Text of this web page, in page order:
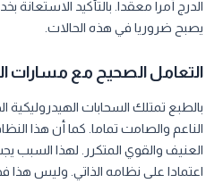
الدرج أمرا معقدا. بالتأكيد الاستعانة
يصبح ضروريا في هذه الحالات.
التعامل الصحيح مع مسارات
بالطبع تمتلك السحابات الهيدروليكية
الناعم والصامت تماما. كما أن هذا
العنيف والقوي المتكرر. لهذا السبب
اعتمادا على نظامه الذاتي. وليس